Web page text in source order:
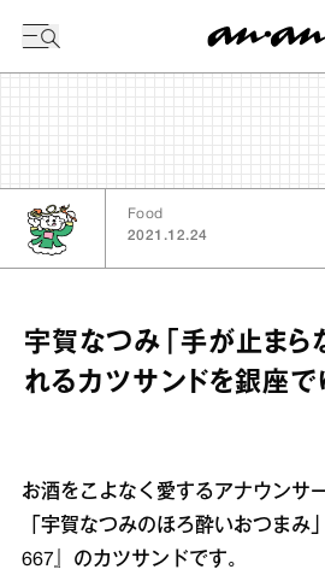
Food
2021.12.24
宇賀なつみ「手が止まら
れるカツサンドを銀座で
お酒をこよなく愛するアナウンサ
「宇賀なつみのほろ酔いおつまみ
667』のカツサンドです。